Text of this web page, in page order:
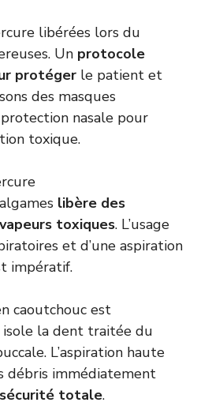
libérées lors du
Un protocole
protéger le patient et
des masques
nasale pour
toxique.
libère des
toxiques. L’usage
et d’une aspiration
impératif.
caoutchouc est
isole la dent traitée du
L’aspiration haute
débris immédiatement
totale.